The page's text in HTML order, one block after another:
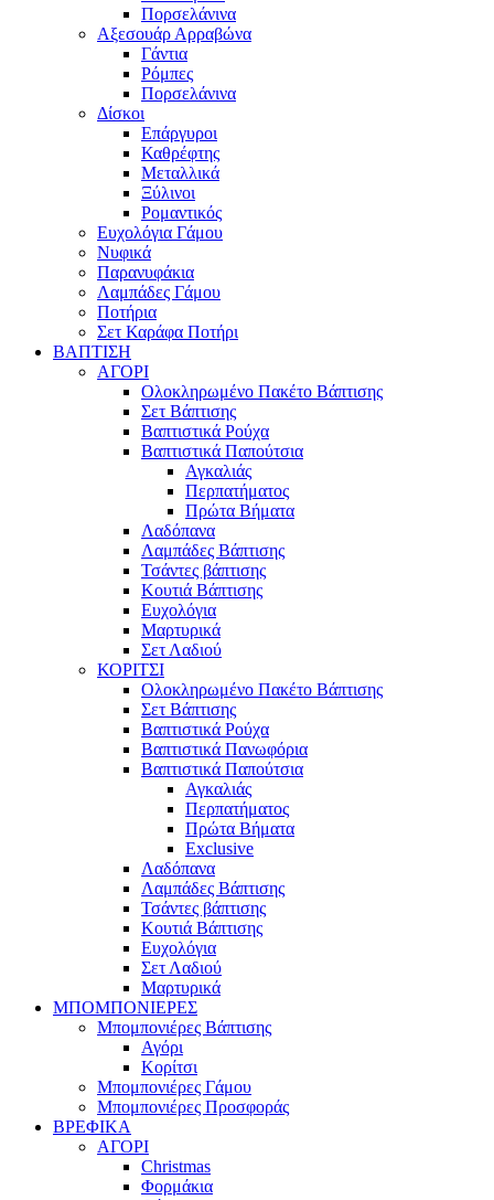
Πορσελάνινα
Αξεσουάρ Αρραβώνα
Γάντια
Ρόμπες
Πορσελάνινα
Δίσκοι
Επάργυροι
Καθρέφτης
Μεταλλικά
Ξύλινοι
Ρομαντικός
Ευχολόγια Γάμου
Νυφικά
Παρανυφάκια
Λαμπάδες Γάμου
Ποτήρια
Σετ Καράφα Ποτήρι
ΒΑΠΤΙΣΗ
ΑΓΟΡΙ
Ολοκληρωμένο Πακέτο Βάπτισης
Σετ Βάπτισης
Βαπτιστικά Ρούχα
Βαπτιστικά Παπούτσια
Αγκαλιάς
Περπατήματος
Πρώτα Βήματα
Λαδόπανα
Λαμπάδες Βάπτισης
Τσάντες βάπτισης
Κουτιά Βάπτισης
Ευχολόγια
Μαρτυρικά
Σετ Λαδιού
ΚΟΡΙΤΣΙ
Ολοκληρωμένο Πακέτο Βάπτισης
Σετ Βάπτισης
Βαπτιστικά Ρούχα
Βαπτιστικά Πανωφόρια
Βαπτιστικά Παπούτσια
Αγκαλιάς
Περπατήματος
Πρώτα Βήματα
Exclusive
Λαδόπανα
Λαμπάδες Βάπτισης
Τσάντες βάπτισης
Κουτιά Βάπτισης
Ευχολόγια
Σετ Λαδιού
Μαρτυρικά
ΜΠΟΜΠΟΝΙΕΡΕΣ
Μπομπονιέρες Βάπτισης
Αγόρι
Κορίτσι
Μπομπονιέρες Γάμου
Μπομπονιέρες Προσφοράς
ΒΡΕΦΙΚΑ
ΑΓΟΡΙ
Christmas
Φορμάκια